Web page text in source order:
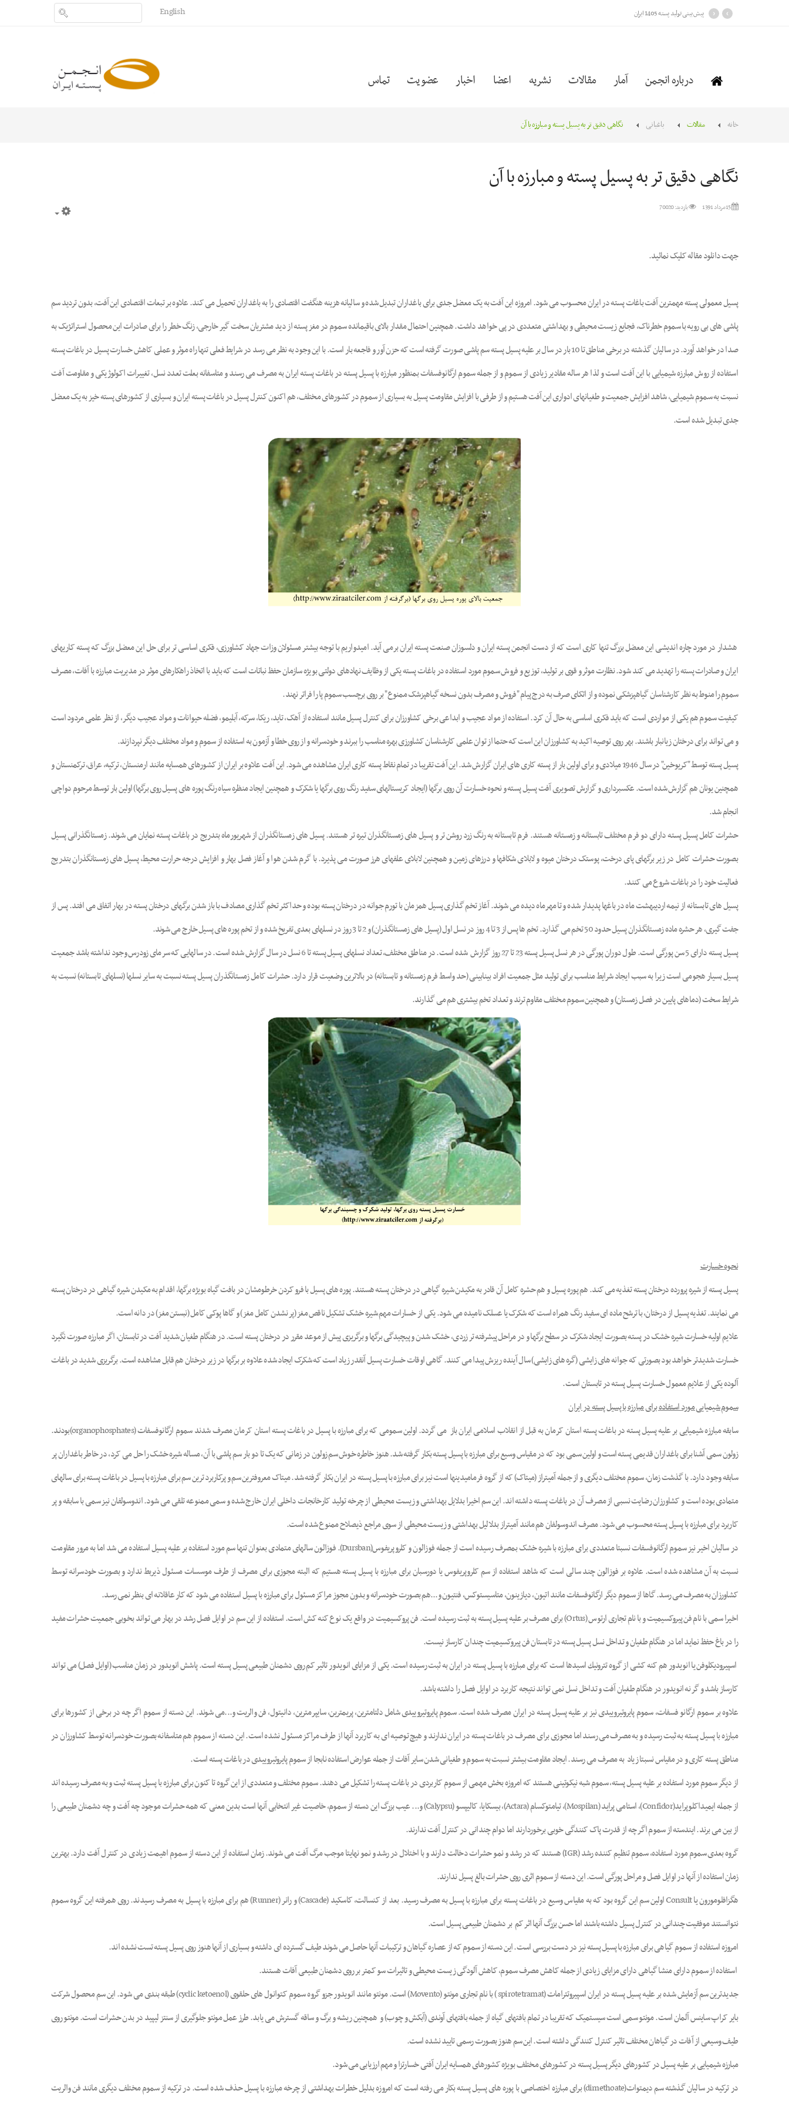
پیش بینی تولید پسته 1405 ایران ›
‹
English
درباره انجمن آمار مقالات نشریه اعضا اخبار عضویت تماس
خانه مقالات باغبانی نگاهی دقیق تر به پسیل پسته و مبارزه با آن
نگاهی دقیق تر به پسیل پسته و مبارزه با آن
15 مرداد 1391 بازدید: 70020
جهت دانلود مقاله کلیک نمائید.
پسیل معمولی پسته مهمترین آفت باغات پسته در ایران محسوب می شود. امروزه این آفت به یک معضل جدی برای باغداران تبدیل شده و سالیانه هزینه هنگفت اقتصادی را به باغداران تحمیل می کند. علاوه بر تبعات اقتصادی این آفت، بدون تردید سم
پاشی های بی رویه با سموم خطرناک، فجایع زیست محیطی و بهداشتی متعددی در پی خواهد داشت. همچنین احتمال مقدار بالای باقیمانده سموم در مغز پسته از دید مشتریان سخت گیر خارجی، زنگ خطر را برای صادرات این محصول استراتژیک به
صدا در خواهد آورد. در سالیان گذشته در برخی مناطق تا 10 بار در سال بر علیه پسیل پسته سم پاشی صورت گرفته است که حزن آور و فاجعه بار است. با این وجود به نظر می رسد در شرایط فعلی تنها راه موثر و عملی کاهش خسارت پسیل در باغات پسته
استفاده از روش مبارزه شیمیایی با این آفت است و لذا هر ساله مقادیر زیادی از سموم و از جمله سموم ارگانوفسفات بمنظور مبارزه با پسیل پسته در باغات پسته ایران به مصرف می رسند و متاسفانه بعلت تعدد نسل، تغییرات اکولوژیکی و مقاومت آفت
نسبت به سموم شیمیایی، شاهد افزایش جمعیت و طغیانهای ادواری این آفت هستیم و از طرفی با افزایش مقاومت پسیل به بسیاری از سموم در کشورهای مختلف، هم اکنون کنترل پسیل در باغات پسته ایران و بسیاری از کشورهای پسته خیز به یک معضل
جدی تبدیل شده است.
هشدار در مورد چاره اندیشی این معضل بزرگ تنها کاری است که از دست انجمن پسته ایران و دلسوزان صنعت پسته ایران برمی آید. امیدواریم با توجه بیشتر مسئولان وزات جهاد کشاورزی، فکری اساسی تر برای حل این معضل بزرگ که پسته کاریهای
ایران و صادرات پسته را تهدید می کند شود. نظارت موثر و قوی بر تولید، توزیع و فروش سموم مورد استفاده در باغات پسته یکی از وظایف نهادهای دولتی بویژه سازمان حفظ نباتات است که باید با اتخاذ راهکارهای موثر در مدیریت مبارزه با آفات، مصرف
سموم را منوط به نظر کارشناسان گیاهپزشکی نموده و از اتکای صرف به درج پیام "فروش و مصرف بدون نسخه گیاهپزشک ممنوع" بر روی برچسب سموم پا را فراتر نهند.
کیفیت سموم هم یکی از مواردی است که باید فکری اساسی به حال آن کرد. استفاده از مواد عجیب و ابداعی برخی کشاورزان برای کنترل پسیل مانند استفاده از آهک، تاید، ریکا، سرکه، آبلیمو، فضله حیوانات و مواد عجیب دیگر، از نظر علمی مردود است
و می تواند برای درختان زیانبار باشند. بهر روی توصیه اکید به کشاورزان این است که حتما از توان علمی کارشناسان کشاورزی بهره مناسب را ببرند و خودسرانه و از روی خطا و آزمون به استفاده از سموم و مواد مختلف دیگر نپردازند.
پسیل پسته توسط "کریوخین" در سال 1946 میلادی و برای اولین بار از پسته کاری های ایران گزارش شد. این آفت تقریبا در تمام نقاط پسته کاری ایران مشاهده می شود. این آفت علاوه بر ایران از کشورهای همسایه مانند ارمنستان، ترکیه، عراق، ترکمنستان و
همچنین یونان هم گزارش شده است. عکسبرداری و گزارش تصویری آفت پسیل پسته و نحوه خسارت آن روی برگها (ایجاد کریستالهای سفید رنگ روی برگها یا شکرک و همچنین ایجاد منظره سیاه رنگ پوره های پسیل روی برگها) اولین بار توسط مرحوم دواچی
انجام شد.
حشرات کامل پسیل پسته دارای دو فرم مختلف تابستانه و زمستانه هستند. فرم تابستانه به رنگ زرد روشن تر و پسیل های زمستانگذران تیره تر هستند. پسیل های زمستانگذران از شهریورماه بتدریج در باغات پسته نمایان می شوند. زمستانگذرانی پسیل
بصورت حشرات کامل در زیر برگهای پای درخت، پوستک درختان میوه و لابلای شکافها و درزهای زمین و همچنین لابلای علفهای هرز صورت می پذیرد. با گرم شدن هوا و آغاز فصل بهار و افزایش درجه حرارت محیط، پسیل های زمستانگذران بتدریج
فعالیت خود را در باغات شروع می کنند.
پسیل های تابستانه از نیمه اردیبهشت ماه در باغها پدیدار شده و تا مهرماه دیده می شوند. آغاز تخم گذاری پسیل همزمان با تورم جوانه در درختان پسته بوده و حداکثر تخم گذاری مصادف با باز شدن برگهای درختان پسته در بهار اتفاق می افتد. پس از
جفت گیری، هر حشره ماده زمستانگذران پسیل حدود 50 تخم می گذارد. تخم ها پس از 3 تا 4 روز در نسل اول (پسیل های زمستانگذران) و 2 تا 3 روز در نسلهای بعدی تفریخ شده و از تخم پوره های پسیل خارج می شوند.
پسیل پسته دارای 5 سن پورگی است. طول دوران پورگی در هر نسل پسیل پسته 23 تا 27 روز گزارش شده است. در مناطق مختلف، تعداد نسلهای پسیل پسته تا 6 نسل در سال گزارش شده است. در سالهایی که سرمای زودرس وجود نداشته باشد جمعیت
پسیل بسیار هجومی است زیرا به سبب ایجاد شرایط مناسب برای تولید مثل جمعیت افراد بینابینی (حد واسط فرم زمستانه و تابستانه) در بالاترین وضعیت قرار دارد. حشرات کامل زمستانگذران پسیل پسته نسبت به سایر نسلها (نسلهای تابستانه) نسبت به
شرایط سخت (دماهای پایین در فصل زمستان) و همچنین سموم مختلف مقاوم ترند و تعداد تخم بیشتری هم می گذارند.
نحوه خسارت
پسیل پسته از شیره پرورده درختان پسته تغذیه می کند. هم پوره پسیل و هم حشره کامل آن قادر به مکیدن شیره گیاهی در درختان پسته هستند. پوره های پسیل با فرو کردن خرطومشان در بافت گیاه بویژه برگها، اقدام به مکیدن شیره گیاهی در درختان پسته
می نمایند. تغذیه پسیل از درختان، با ترشح ماده ای سفید رنگ همراه است که شکرک یا عسلک نامیده می شود. یکی از خسارات مهم شیره خشک تشکیل ناقص مغز (پر نشدن کامل مغز) و گاها پوکی کامل (نبستن مغز) در دانه است.
علایم اولیه خسارت شیره خشک در پسته بصورت ایجاد شکرک در سطح برگها و در مراحل پیشرفته تر زردی، خشک شدن و پیچیدگی برگها و برگریزی پیش از موعد مقرر در درختان پسته است. در هنگام طغیان شدید آفت در تابستان، اگر مبارزه صورت نگیرد
خسارت شدیدتر خواهد بود بصورتی که جوانه های زایشی (گره های زایشی) سال آینده ریزش پیدا می کنند. گاهی اوقات خسارت پسیل آنقدر زیاد است که شکرک ایجاد شده علاوه بر برگها در زیر درختان هم قابل مشاهده است. برگریزی شدید در باغات
آلوده یکی از علایم معمول خسارت پسیل پسته در تابستان است.
سموم شیمیایی مورد استفاده برای مبارزه با پسیل پسته در ایران
سابقه مبارزه شیمیایی بر علیه پسیل پسته در باغات پسته استان کرمان به قبل از انقلاب اسلامی ایران باز می گردد. اولین سمومی که برای مبارزه با پسیل در باغات پسته استان کرمان مصرف شدند سموم ارگانوفسفات (organophosphates)بودند.
زولون سمی آشنا برای باغداران قدیمی پسته است و اولین سمی بود که در مقیاس وسیع برای مبارزه با پسیل پسته بکار گرفته شد. هنوز خاطره خوش سم زولون در زمانی که یک تا دو بار سم پاشی با آن، مساله شیره خشک را حل می کرد، در خاطر باغداران پر
سابقه وجود دارد. با گذشت زمان، سموم مختلف دیگری و از جمله آمیتراز (میتاک) که از گروه فرمامیدینها است نیز برای مبارزه با پسیل پسته در ایران بکار گرفته شد. میتاک معروفترین سم و پرکاربرد ترین سم برای مبارزه با پسیل در باغات پسته برای سالهای
متمادی بوده است و کشاورزان رضایت نسبی از مصرف آن در باغات پسته داشته اند. این سم اخیرا بدلایل بهداشتی و زیست محیطی از چرخه تولید کارخانجات داخلی ایران خارج شده و سمی ممنوعه تلقی می شود. اندوسولفان نیز سمی با سابقه و پر
کاربرد برای مبارزه با پسیل پسته محسوب می شود. مصرف اندوسولفان هم مانند آمیتراز بدلالیل بهداشتی و زیست محیطی از سوی مراجع ذیصلاح ممنوع شده است.
در سالیان اخیر نیز سموم ارگانوفسفات نسبتا متعددی برای مبارزه با شیره خشک بمصرف رسیده است از جمله فوزالون و کلروپریفوس(Dursban). فوزالون سالهای متمادی بعنوان تنها سم مورد استفاده بر علیه پسیل استفاده می شد اما به مرور مقاومت
نسبت به آن مشاهده شده است. علاوه بر فوزالون چند سالی است که شاهد استفاده از سم کلروپریفوس یا دورسبان برای مبارزه با پسیل پسته هستیم که البته مجوزی برای مصرف از طرف موسسات مسئول ذیربط ندارد و بصورت خودسرانه توسط
کشاورزان به مصرف می رسد. گاها از سموم دیگر ارگانوفسفات مانند اتیون، دیازینون، متاسیستوکس، فنتیون و...هم بصورت خودسرانه و بدون مجوز مراکز مسئول برای مبارزه با پسیل استفاده می شود که کار عاقلانه ای بنظر نمی رسد.
اخیرا سمی با نام فن پیروکسیمیت و با نام تجاری ارتوس (Ortus) برای مصرف بر علیه پسیل پسته به ثبت رسیده است. فن پروکسیمیت در واقع یک نوع کنه کش است. استفاده از این سم در اوایل فصل رشد در بهار می تواند بخوبی جمعیت حشرات مفید
را در باغ حفظ نماید اما در هنگام طغیان و تداخل نسل پسیل پسته در تابستان فن پیروکسیمیت چندان کارساز نیست.
اسپیرودیکلوفن یا انویدور هم کنه کشی از گروه تترونیك اسیدها است که برای مبارزه با پسیل پسته در ایران به ثبت رسیده است. یکی از مزایای انویدور تاثیر کم روی دشمنان طبیعی پسیل پسته است. پاشش انویدور در زمان مناسب (اوایل فصل) می تواند
کارساز باشد و گر نه انویدور در هنگام طغیان آفت و تداخل نسل نمی تواند نتیجه کاربرد در اوایل فصل را داشته باشد.
علاوه بر سموم ارگانو فسفات، سموم پایروتیروییدی نیز بر علیه پسیل پسته در ایران مصرف شده است. سموم پایروتیروییدی شامل دلتامترین، پریمترین، سایپرمترین، دانیتول، فن والریت و...می شوند. این دسته از سموم اگر چه در برخی از کشورها برای
مبارزه با پسیل پسته به ثبت رسیده و به مصرف می رسند اما مجوزی برای مصرف در باغات پسته در ایران ندارند و هیچ توصیه ای به کاربرد آنها از طرف مراکز مسئول نشده است. این دسته از سموم هم متاسفانه بصورت خودسرانه توسط کشاورزان در
مناطق پسته کاری و در مقیاس نسبتا زیاد به مصرف می رسند. ایجاد مقاومت بیشتر نسبت به سموم و طغیانی شدن سایر آفات از جمله عوارض استفاده نابجا از سموم پایروتیروییدی در باغات پسته است.
از دیگر سموم مورد استفاده بر علیه پسیل پسته، سموم شبه نیکوتینی هستند که امروزه بخش مهمی از سموم کاربردی در باغات پسته را تشکیل می دهند. سموم مختلف و متعددی از این گروه تا کنون برای مبارزه با پسیل پسته ثبت و به مصرف رسیده اند
از جمله ایمیداکلوپراید(Confidor)، استامی پراید (Mospilan)، تیامتوکسام (Actara)، بیسکایا، کالیپسو (Calypsu) و... عیب بزرگ این دسته از سموم، خاصیت غیر انتخابی آنها است بدین معنی که همه حشرات موجود چه آفت و چه دشمنان طبیعی را
از بین می برند. ایندسته از سموم اگر چه از قدرت پاک کنندگی خوبی برخوردارند اما دوام چندانی در کنترل آفت ندارند.
گروه بعدی سموم مورد استفاده، سموم تنظیم کننده رشد (IGR) هستند که در رشد و نمو حشرات دخالت دارند و با اختلال در رشد و نمو نهایتا موجب مرگ آفت می شوند. زمان استفاده از این دسته از سموم اهیمت زیادی در کنترل آفت دارد. بهترین
زمان استفاده از آنها در اوایل فصل و مراحل پورگی است. این دسته از سموم اثری روی حشرات بالغ پسیل ندارند.
هگزافلومورون یا Consult اولین سم این گروه بود که به مقیاس وسیع در باغات پسته برای مبارزه با پسیل به مصرف رسید. بعد از کنسالت، کاسکید (Cascade) و رانر (Runner) هم برای مبارزه با پسیل به مصرف رسیدند. روی همرفته این گروه سموم
نتوانستند موفقیت چندانی در کنترل پسیل داشته باشند اما حسن بزرگ آنها اثر کم بر دشمنان طبیعی پسیل است.
امروزه استفاده از سموم گیاهی برای مبارزه با پسیل پسته نیز در دست بررسی است. این دسته از سموم که از عصاره گیاهان و ترکیبات آنها حاصل می شوند طیف گسترده ای داشته و بسیاری از آنها هنوز روی پسیل پسته تست نشده اند.
استفاده از سموم دارای منشا گیاهی دارای مزایای زیادی از جمله کاهش مصرف سموم، کاهش آلودگی زیست محیطی و تاثیرات سو کمتر بر روی دشمنان طبیعی آفات هستند.
جدیدترین سم آزمایش شده بر علیه پسیل پسته در ایران اسپیروتترامات (spirotetramat ) با نام تجاری مونتو (Movento) است. مونتو مانند انویدور جزو گروه سموم کتوانول های حلقوی (cyclic ketoenol) طبقه بندی می شود. این سم محصول شرکت
بایر کراپ ساینس آلمان است. مونتو سمی است سیستمیک که تقریبا در تمام بافتهای گیاه از جمله بافتهای آوندی (آبکش و چوب) و همچنین ریشه و برگ و ساقه گسترش می یابد. طرز عمل مونتو جلوگیری از سنتز لیپید در بدن حشرات است. مونتو روی
طیف وسیعی از آفات در گیاهان مختلف تاثیر کنترل کنندگی داشته است. این سم هنوز بصورت رسمی تایید نشده است.
مبارزه شیمیایی بر علیه پسیل در کشورهای دیگر پسیل پسته در کشورهای مختلف بویژه کشورهای همسایه ایران آفتی خسارتزا و مهم ارزیابی می شود.
در ترکیه در سالیان گذشته سم دیمتوات(dimethoate) برای مبارزه اختصاصی با پوره های پسیل پسته بکار می رفته است که امروزه بدلیل خطرات بهداشتی از چرخه مبارزه با پسیل حذف شده است. در ترکیه از سموم مختلف دیگری مانند فن والریت